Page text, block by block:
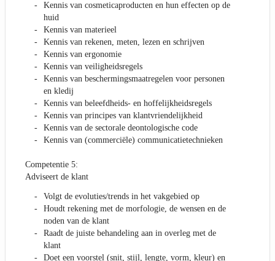
Kennis van cosmeticaproducten en hun effecten op de
huid
Kennis van materieel
Kennis van rekenen, meten, lezen en schrijven
Kennis van ergonomie
Kennis van veiligheidsregels
Kennis van beschermingsmaatregelen voor personen
en kledij
Kennis van beleefdheids- en hoffelijkheidsregels
Kennis van principes van klantvriendelijkheid
Kennis van de sectorale deontologische code
Kennis van (commerciële) communicatietechnieken
Competentie 5:
Adviseert de klant
Volgt de evoluties/trends in het vakgebied op
Houdt rekening met de morfologie, de wensen en de
noden van de klant
Raadt de juiste behandeling aan in overleg met de
klant
Doet een voorstel (snit, stijl, lengte, vorm, kleur) en